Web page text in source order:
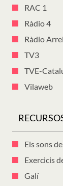
RAC 1
Ràdio 4
Ràdio
TV3
TVE-
Vilaweb
Els sons
Exercicis
Galí